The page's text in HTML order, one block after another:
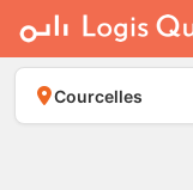
À LOUER
À VENDRE
PLACER UNE
Courcelles